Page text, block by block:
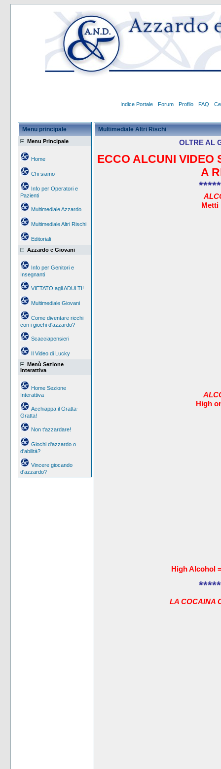
Indice Portale Forum Profilo FAQ
Menu principale
Menu Principale
Home
Chi siamo
Info per Operatori e
Pazienti
Multimediale Azzardo
Multimediale Altri Rischi
Editoriali
Azzardo e Giovani
Info per Genitori e
Insegnanti
VIETATO agli ADULTI!
Multimediale Giovani
Come diventare ricchi
con i giochi d'azzardo?
Scacciapensieri
Il Video di Lucky
Menù Sezione
Interattiva
Home Sezione
Interattiva
Acchiappa il Gratta-
Gratta!
Non t'azzardare!
Giochi d'azzardo o
d'abilità?
Vincere giocando
d'azzardo?
Multimediale Altri Rischi
OLTRE AL
ECCO ALCUNI VIDEO
A
Metti
High
High Alcohol
LA COCAINA